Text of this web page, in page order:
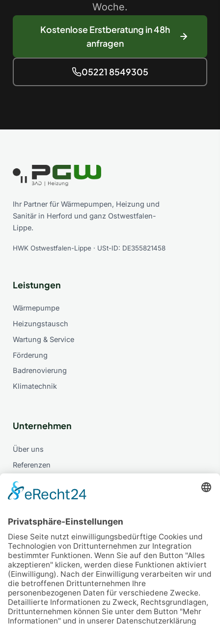
Woche.
Kostenlose Erstberatung in 48h
anfragen
05221 8549305
Ihr Partner für Wärmepumpen, Heizung und
Sanitär in Herford und ganz Ostwestfalen-
Lippe.
HWK Ostwestfalen-Lippe · USt-ID: DE355821458
Leistungen
Wärmepumpe
Heizungstausch
Wartung & Service
Förderung
Badrenovierung
Klimatechnik
Unternehmen
Über uns
Referenzen
FAQ
Kontakt
Kontakt
Ulmenstraße 31
32049 Herford
05221 8549305
info@pgw-haustechnik.de